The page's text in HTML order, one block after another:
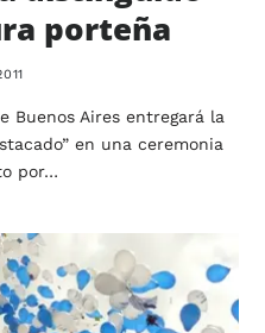
porteña
Buenos Aires entregará la
en una ceremonia
por…